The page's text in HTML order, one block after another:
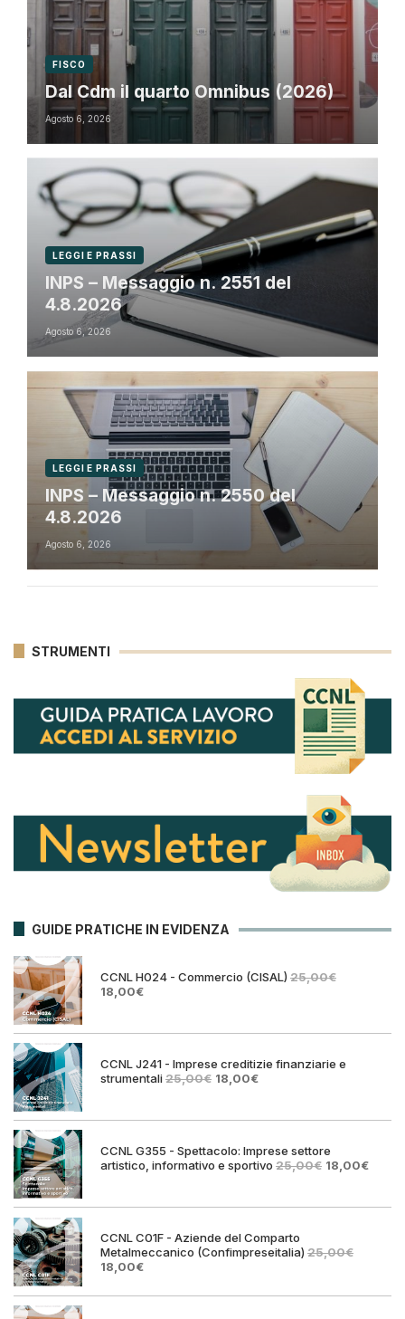
FISCO
Dal Cdm il quarto Omnibus (2026)
Agosto 6, 2026
LEGGI E PRASSI
INPS – Messaggio n. 2551 del
4.8.2026
Agosto 6, 2026
LEGGI E PRASSI
INPS – Messaggio n. 2550 del
4.8.2026
Agosto 6, 2026
STRUMENTI
GUIDE PRATICHE IN EVIDENZA
CCNL H024 - Commercio (CISAL) 25,00€
Il
era:
18,00€Il
è:
CCNL J241 - Imprese creditizie finanziarie e
strumentali25,00€ Il
era:
18,00€Il
è:
CCNL G355 - Spettacolo: Imprese settore
artistico, informativo e sportivo 25,00€ Il
era:
18,00€Il
è:
CCNL C01F - Aziende del Comparto
Metalmeccanico (Confimpreseitalia) 25,00€
Il
originale
18,00€Il
attuale